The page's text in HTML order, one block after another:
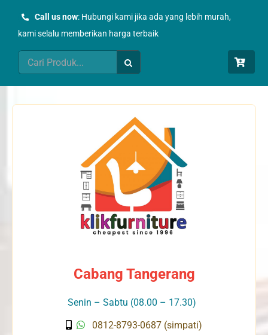
Call us now: Hubungi kami jika ada yang lebih murah,
kami selalu memberikan harga terbaik
Search
for:
Cabang Tangerang
Senin – Sabtu (08.00 – 17.30)
0812-8793-0687 (simpati)